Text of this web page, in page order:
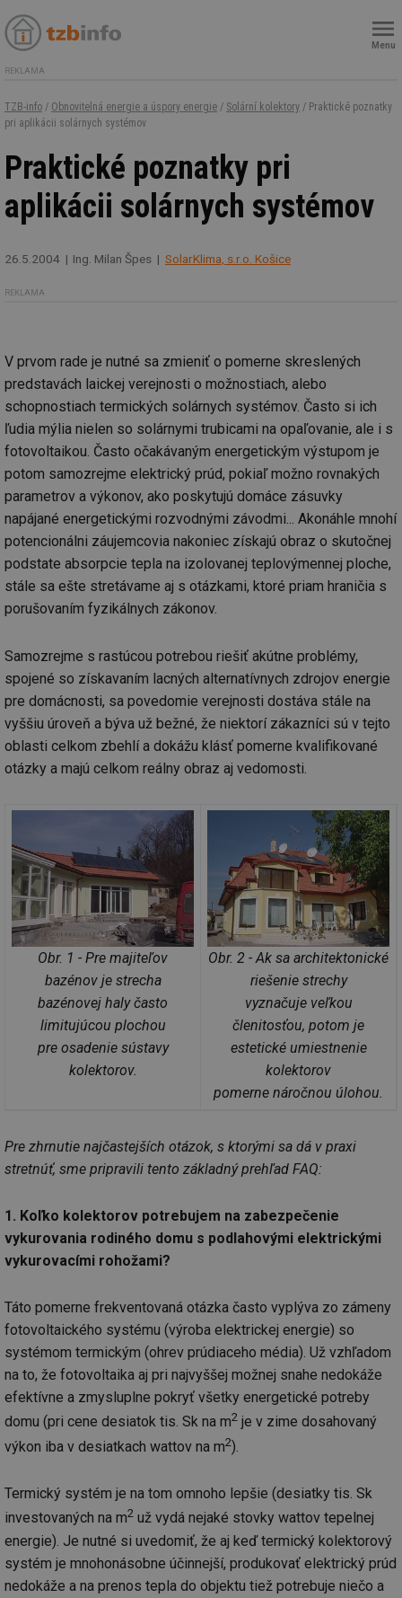
Menu
REKLAMA
TZB-info / Obnovitelná energie a úspory energie / Solární kolektory / Praktické poznatky
pri aplikácii solárnych systémov
Praktické poznatky pri
aplikácii solárnych systémov
26.5.2004 Ing. Milan Špes SolarKlima, s.r.o. Košice
REKLAMA
V prvom rade je nutné sa zmieniť o pomerne skreslených
predstavách laickej verejnosti o možnostiach, alebo
schopnostiach termických solárnych systémov. Často si ich
ľudia mýlia nielen so solárnymi trubicami na opaľovanie, ale i s
fotovoltaikou. Často očakávaným energetickým výstupom je
potom samozrejme elektrický prúd, pokiaľ možno rovnakých
parametrov a výkonov, ako poskytujú domáce zásuvky
napájané energetickými rozvodnými závodmi... Akonáhle mnohí
potencionálni záujemcovia nakoniec získajú obraz o skutočnej
podstate absorpcie tepla na izolovanej teplovýmennej ploche,
stále sa ešte stretávame aj s otázkami, ktoré priam hraničia s
porušovaním fyzikálnych zákonov.
Samozrejme s rastúcou potrebou riešiť akútne problémy,
spojené so získavaním lacných alternatívnych zdrojov energie
pre domácnosti, sa povedomie verejnosti dostáva stále na
vyššiu úroveň a býva už bežné, že niektorí zákazníci sú v tejto
oblasti celkom zbehlí a dokážu klásť pomerne kvalifikované
otázky a majú celkom reálny obraz aj vedomosti.
Obr. 1 - Pre majiteľov
bazénov je strecha
bazénovej haly často
limitujúcou plochou
pre osadenie sústavy
kolektorov.
Obr. 2 - Ak sa architektonické
riešenie strechy
vyznačuje veľkou
členitosťou, potom je
estetické umiestnenie
kolektorov
pomerne náročnou úlohou.
Pre zhrnutie najčastejších otázok, s ktorými sa dá v praxi
stretnúť, sme pripravili tento základný prehľad FAQ:
1. Koľko kolektorov potrebujem na zabezpečenie
vykurovania rodiného domu s podlahovými elektrickými
vykurovacími rohožami?
Táto pomerne frekventovaná otázka často vyplýva zo zámeny
fotovoltaického systému (výroba elektrickej energie) so
systémom termickým (ohrev prúdiaceho média). Už vzhľadom
na to, že fotovoltaika aj pri najvyššej možnej snahe nedokáže
efektívne a zmysluplne pokryť všetky energetické potreby
domu (pri cene desiatok tis. Sk na m2 je v zime dosahovaný
výkon iba v desiatkach wattov na m2).
Termický systém je na tom omnoho lepšie (desiatky tis. Sk
investovaných na m2 už vydá nejaké stovky wattov tepelnej
energie). Je nutné si uvedomiť, že aj keď termický kolektorový
systém je mnohonásobne účinnejší, produkovať elektrický prúd
nedokáže a na prenos tepla do objektu tiež potrebuje niečo a